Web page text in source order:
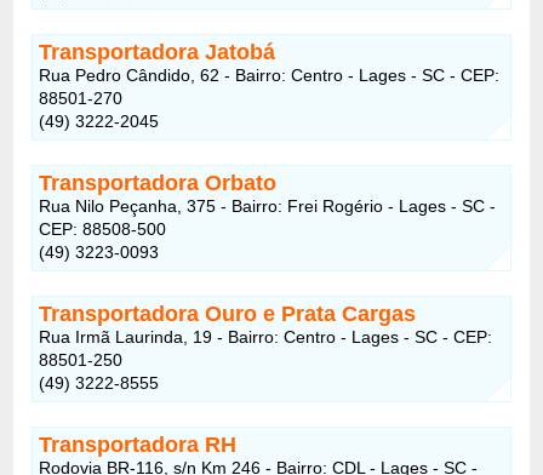
Transportadora Jatobá
Rua Pedro Cândido, 62 - Bairro: Centro - Lages - SC - CEP:
88501-270
(49) 3222-2045
Transportadora Orbato
Rua Nilo Peçanha, 375 - Bairro: Frei Rogério - Lages - SC -
CEP: 88508-500
(49) 3223-0093
Transportadora Ouro e Prata Cargas
Rua Irmã Laurinda, 19 - Bairro: Centro - Lages - SC - CEP:
88501-250
(49) 3222-8555
Transportadora RH
Rodovia BR-116, s/n Km 246 - Bairro: CDL - Lages - SC -